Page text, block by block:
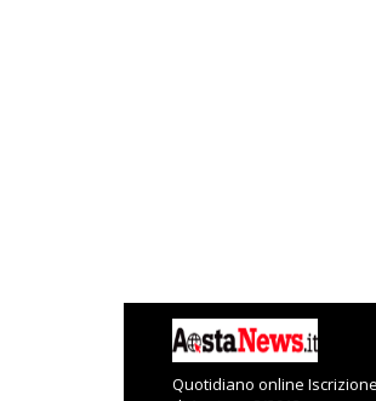
Quotidiano online